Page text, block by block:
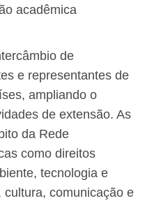
acadêmica
de
e representantes de
ampliando o
de extensão. As
da Rede
como direitos
tecnologia e
comunicação e